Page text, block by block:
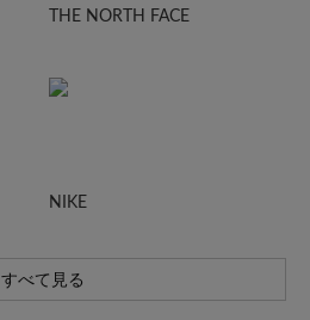
THE NORTH FACE
NIKE
すべて見る